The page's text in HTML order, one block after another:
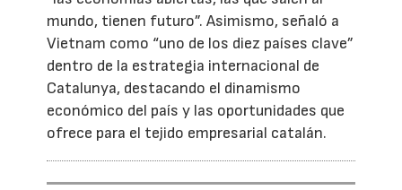
mundo, tienen futuro”. Asimismo, señaló a
Vietnam como “uno de los diez países clave”
dentro de la estrategia internacional de
Catalunya, destacando el dinamismo
económico del país y las oportunidades que
ofrece para el tejido empresarial catalán.